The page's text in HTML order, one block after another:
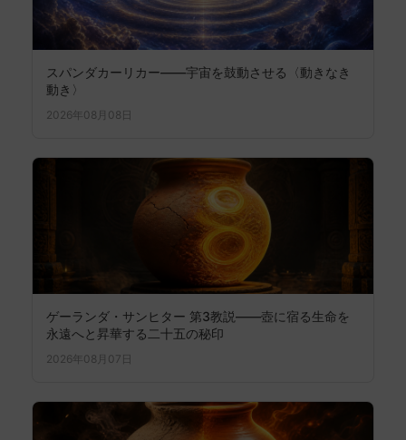
スパンダカーリカー——宇宙を鼓動させる〈動きなき
動き〉
2026年08月08日
ゲーランダ・サンヒター 第3教説——壺に宿る生命を
永遠へと昇華する二十五の秘印
2026年08月07日